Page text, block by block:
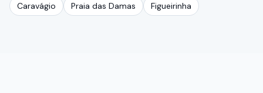
Caravágio
Praia das Damas Figueirinha